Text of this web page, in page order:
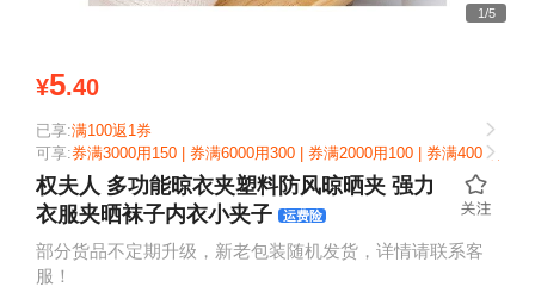
1/5
¥5.40
已享:满100返1券
可享:券满3000用150 | 券满6000用300 | 券满2000用100 | 券满4000用
权夫人 多功能晾衣夹塑料防风晾晒夹 强力
衣服夹晒袜子内衣小夹子 运费险
部分货品不定期升级，新老包装随机发货，详情请联系客
服！